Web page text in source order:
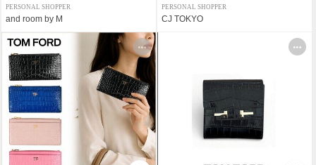
PERSONAL SHOPPER
and room by M
PERSONAL SHOPPER
CJ TOKYO